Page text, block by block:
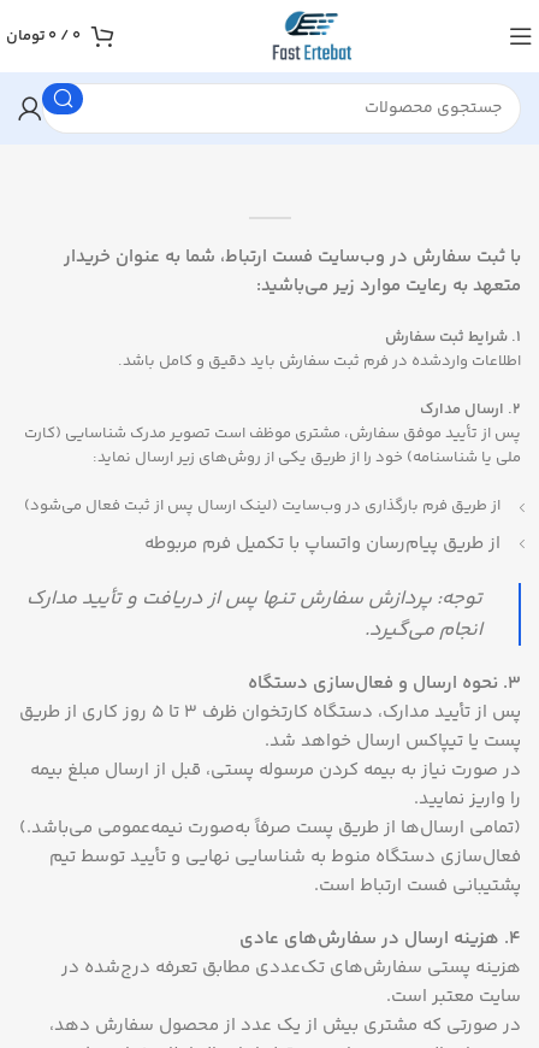
0
/
0 تومان
با ثبت سفارش در وب‌سایت فست ارتباط، شما به عنوان خریدار
متعهد به رعایت موارد زیر می‌باشید:
1. شرایط ثبت سفارش
اطلاعات واردشده در فرم ثبت سفارش باید دقیق و کامل باشد.
2. ارسال مدارک
پس از تأیید موفق سفارش، مشتری موظف است تصویر مدرک شناسایی (کارت
ملی یا شناسنامه) خود را از طریق یکی از روش‌های زیر ارسال نماید:
از طریق فرم بارگذاری در وب‌سایت (لینک ارسال پس از ثبت فعال می‌شود)
از طریق پیام‌رسان واتساپ با تکمیل فرم مربوطه
توجه: پردازش سفارش تنها پس از دریافت و تأیید مدارک
انجام می‌گیرد.
3. نحوه ارسال و فعال‌سازی دستگاه
پس از تأیید مدارک، دستگاه کارتخوان ظرف ۳ تا ۵ روز کاری از طریق
پست یا تیپاکس ارسال خواهد شد.
در صورت نیاز به بیمه کردن مرسوله پستی، قبل از ارسال مبلغ بیمه
را واریز نمایید.
(تمامی ارسال‌ها از طریق پست صرفاً به‌صورت نیمه‌عمومی می‌باشد.)
فعال‌سازی دستگاه منوط به شناسایی نهایی و تأیید توسط تیم
پشتیبانی فست ارتباط است.
4. هزینه ارسال در سفارش‌های عادی
هزینه پستی سفارش‌های تک‌عددی مطابق تعرفه درج‌شده در
سایت معتبر است.
در صورتی که مشتری بیش از یک عدد از محصول سفارش دهد،